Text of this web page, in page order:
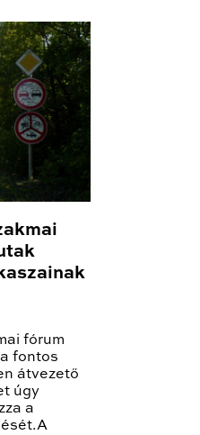
fórum
fontos
átvezető
úgy
a